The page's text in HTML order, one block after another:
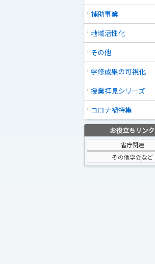
補助事業
地域活性化
その他
学修成果の可視化
授業拝見シリーズ
コロナ禍特集
お役立ちリンク
省庁関連
その他学会など